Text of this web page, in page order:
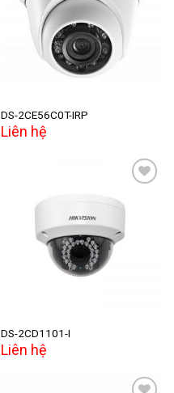
Add to
DS-2CE56C0T-IRP
Liên hệ
wishlist
DS-2CD1101-I
Liên hệ